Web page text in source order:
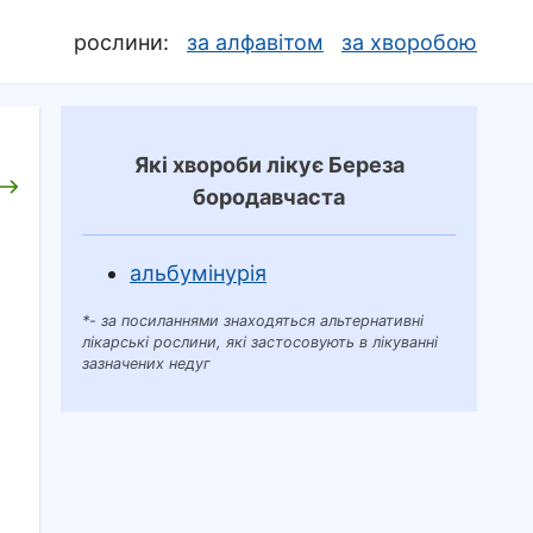
рослини: за алфавітом за хворобою
Які хвороби лікує Береза
бородавчаста
альбумінурія
*- за посиланнями знаходяться альтернативні
лікарські рослини, які застосовують в лікуванні
зазначених недуг